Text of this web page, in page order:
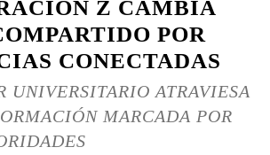
Z CAMBIA
POR
CONECTADAS
UNIVERSITARIO ATRAVIESA
MARCADA POR